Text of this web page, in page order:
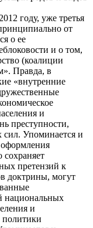
году, уже третья
от
о ее
и о том,
(коалиции
Правда, в
«внутренние
и
преступности,
Упоминается и
оформления
претензий к
доктрины, могут
национальных
и
политики